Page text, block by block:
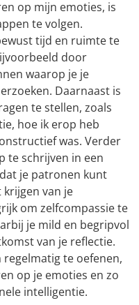
op mijn emoties, is
te volgen.
tijd en ruimte te
door
waarop je je
Daarnaast is
te stellen, zoals
hoe ik erop heb
was. Verder
te schrijven in een
je patronen kunt
van je
om zelfcompassie te
je mild en begripvol
van je reflectie.
te oefenen,
op je emoties en zo
intelligentie.